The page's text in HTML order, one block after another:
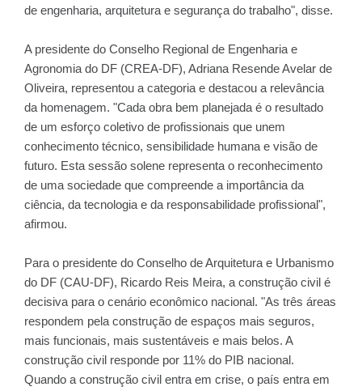
de engenharia, arquitetura e segurança do trabalho", disse.
A presidente do Conselho Regional de Engenharia e
Agronomia do DF (CREA-DF), Adriana Resende Avelar de
Oliveira, representou a categoria e destacou a relevância
da homenagem. "Cada obra bem planejada é o resultado
de um esforço coletivo de profissionais que unem
conhecimento técnico, sensibilidade humana e visão de
futuro. Esta sessão solene representa o reconhecimento
de uma sociedade que compreende a importância da
ciência, da tecnologia e da responsabilidade profissional",
afirmou.
Para o presidente do Conselho de Arquitetura e Urbanismo
do DF (CAU-DF), Ricardo Reis Meira, a construção civil é
decisiva para o cenário econômico nacional. "As três áreas
respondem pela construção de espaços mais seguros,
mais funcionais, mais sustentáveis e mais belos. A
construção civil responde por 11% do PIB nacional.
Quando a construção civil entra em crise, o país entra em